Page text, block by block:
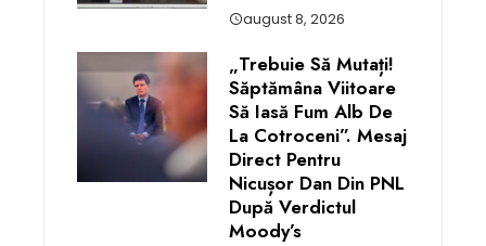
august 8, 2026
„Trebuie Să Mutați!
Săptămâna Viitoare
Să Iasă Fum Alb De
La Cotroceni”. Mesaj
Direct Pentru
Nicușor Dan Din PNL
După Verdictul
Moody’s